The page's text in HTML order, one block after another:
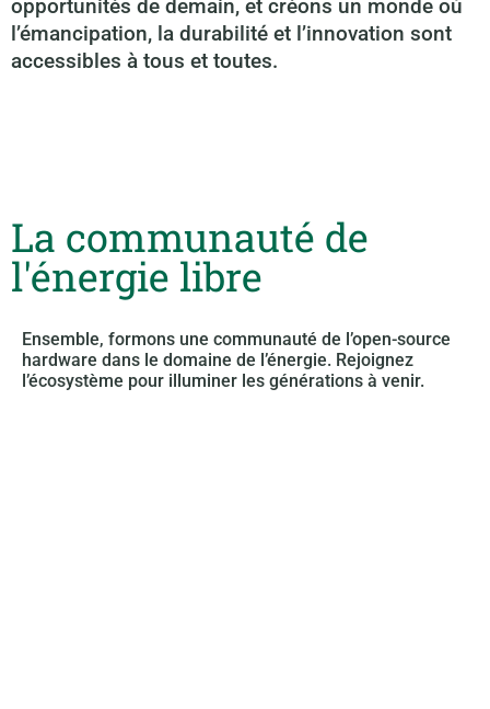
opportunités de demain, et créons un monde où
l’émancipation, la durabilité et l’innovation sont
accessibles à tous et toutes.
La communauté de
l'énergie libre
Ensemble, formons une communauté de l’open-source
hardware dans le domaine de l’énergie. Rejoignez
l’écosystème pour illuminer les générations à venir.